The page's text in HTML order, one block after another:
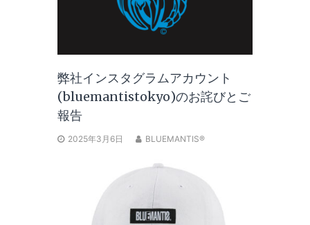
弊社インスタグラムアカウント
(bluemantistokyo)のお詫びとご
報告
2025年3月6日 BLUEMANTIS®